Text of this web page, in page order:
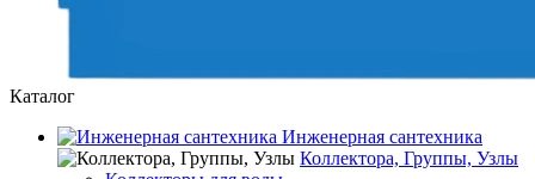
Каталог
Инженерная сантехника
Коллектора, Группы, Узлы